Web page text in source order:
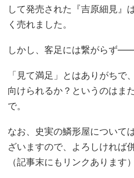
して発売された『吉原細見』
く売れました。
しかし、客足には繋がらず――
「見て満足」とはありがちで
向けられるか？というのはま
で。
なお、史実の鱗形屋について
ざいますので、よろしければ
（記事末にもリンクあります）